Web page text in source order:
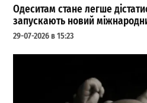
Одеситам стане легше
запускають новий
29-07-2026 в 15:23